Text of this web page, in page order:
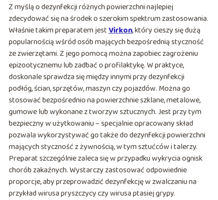
Z myślą o dezynfekcji różnych powierzchni najlepiej
zdecydować się na środek o szerokim spektrum zastosowania.
Właśnie takim preparatem jestVirkon, który cieszy się dużą
popularnością wśród osób mających bezpośrednią styczność
ze zwierzętami. Z jego pomocą można zapobiec zagrożeniu
epizootycznemu lub zadbać o profilaktykę. W praktyce,
doskonale sprawdza się między innymi przy dezynfekcji
podłóg, ścian, sprzętów, maszyn czy pojazdów. Można go
stosować bezpośrednio na powierzchnie szklane, metalowe,
gumowe lub wykonane z tworzyw sztucznych. Jest przy tym
bezpieczny w użytkowaniu – specjalnie opracowany skład
pozwala wykorzystywać go także do dezynfekcji powierzchni
mających styczność z żywnością, w tym sztućców i talerzy.
Preparat szczególnie zaleca się w przypadku wykrycia ognisk
chorób zakaźnych. Wystarczy zastosować odpowiednie
proporcje, aby przeprowadzić dezynfekcję w zwalczaniu na
przykład wirusa pryszczycy czy wirusa ptasiej grypy.